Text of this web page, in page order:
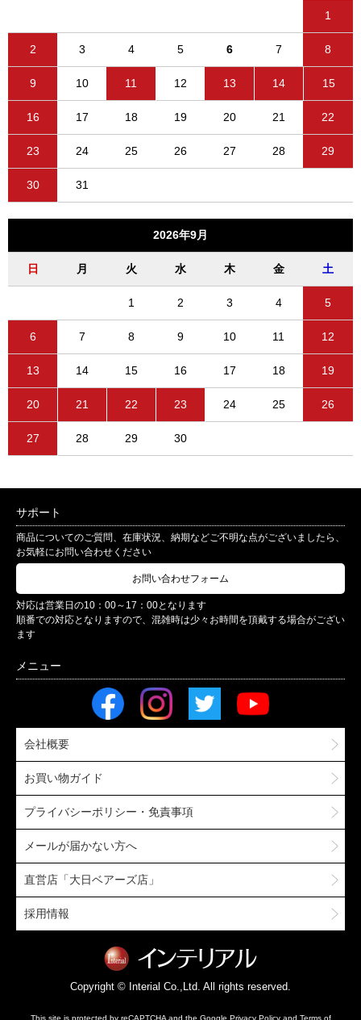
1
2 3 4 5 6 7 8
9 10 11 12 13 14 15
16 17 18 19 20 21 22
23 24 25 26 27 28 29
30 31
2026年9月
日 月 火 水 木 金 土
1 2 3 4 5
6 7 8 9 10 11 12
13 14 15 16 17 18 19
20 21 22 23 24 25 26
27 28 29 30
サポート
商品についてのご質問、在庫状況、納期などご不明な点がございましたら、
お気軽にお問い合わせください
お問い合わせフォーム
対応は営業日の10：00～17：00となります
順番での対応となりますので、混雑時は少々お時間を頂戴する場合がござい
ます
会社概要
お買い物ガイド
プライバシーポリシー・免責事項
メールが届かない方へ
直営店「大日ベアーズ店」
採用情報
Copyright © Interial Co.,Ltd. All rights reserved.
This site is protected by reCAPTCHA and the Google Privacy Policyand Terms of